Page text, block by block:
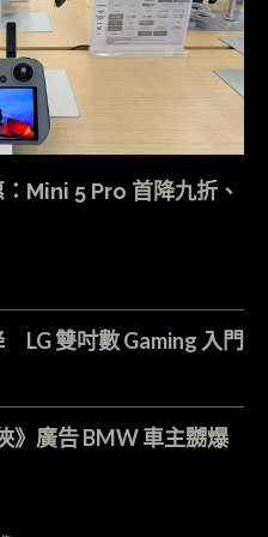
：Mini 5 Pro 首降九折、
LG 雙吋數 Gaming 入門
》廣告 BMW 車主嬲爆